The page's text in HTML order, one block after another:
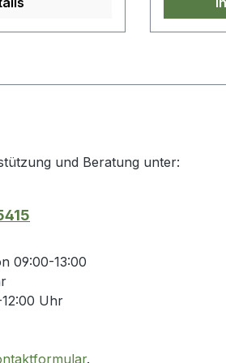
und Beratung unter:
09:00-13:00
Uhr
.